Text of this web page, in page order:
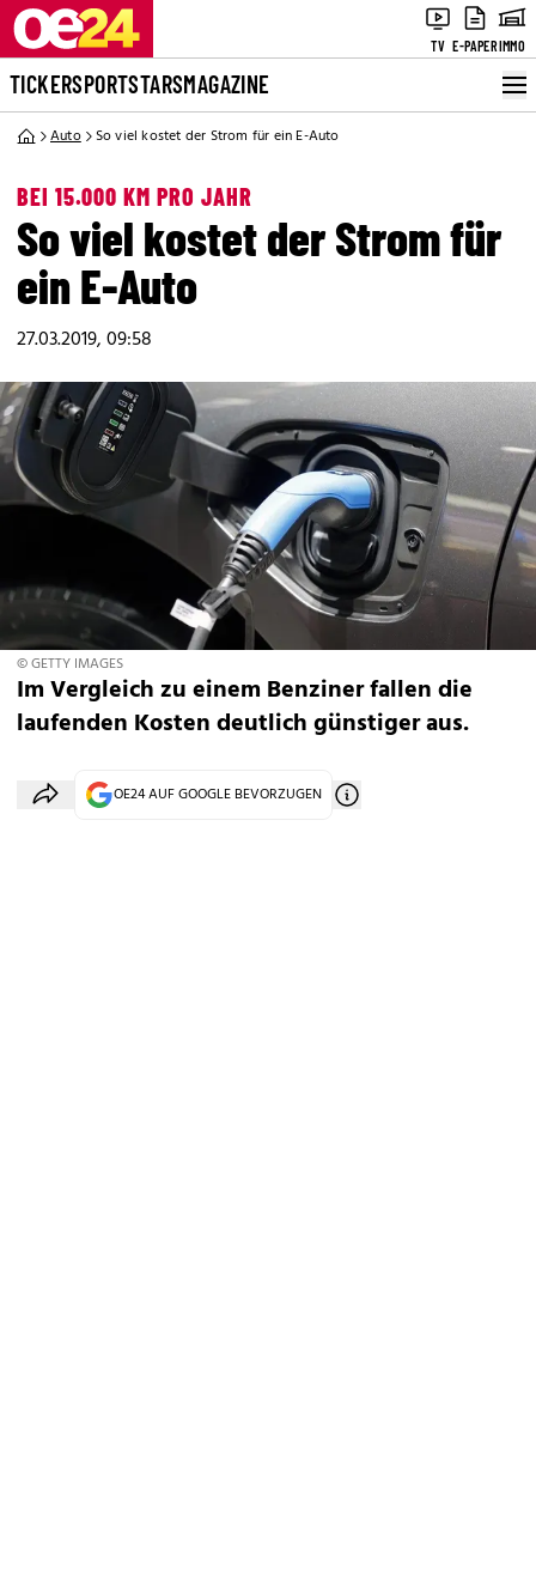
TV E-PAPERIMMO
TICKERSPORTSTARSMAGAZINE
Auto So viel kostet der Strom für ein E-Auto
BEI 15.000 KM PRO JAHR
So viel kostet der Strom für
ein E-Auto
27.03.2019, 09:58
© GETTY IMAGES
Im Vergleich zu einem Benziner fallen die
laufenden Kosten deutlich günstiger aus.
OE24 AUF GOOGLE BEVORZUGEN